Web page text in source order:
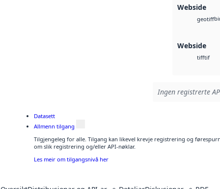
Webside
geotiff
Webside
tifftif
Ingen registrerte
Datasett
Allmenn tilgang
Tilgjengeleg for alle. Tilgang kan likevel krevje registrering og
om slik registrering og/eller API-nøklar.
Les meir om tilgangsnivå her